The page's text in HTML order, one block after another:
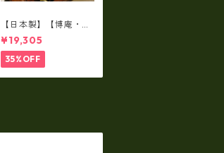
【日本製】【博庵・HI
ROAN】最高級牛革
（ボーテッド）札入
れ・長財布 ha-2153
5
¥19,305
35%OFF